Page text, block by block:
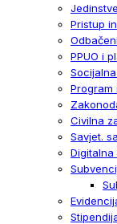
Pristup
PPUO i
Program
Civilna
Savjet.